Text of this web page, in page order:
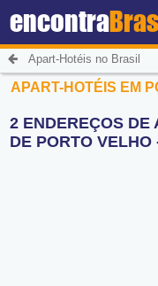
encontra
Apart-Hotéis no Brasil
APART-HOTÉIS EM
2 ENDEREÇOS DE
DE PORTO VELHO